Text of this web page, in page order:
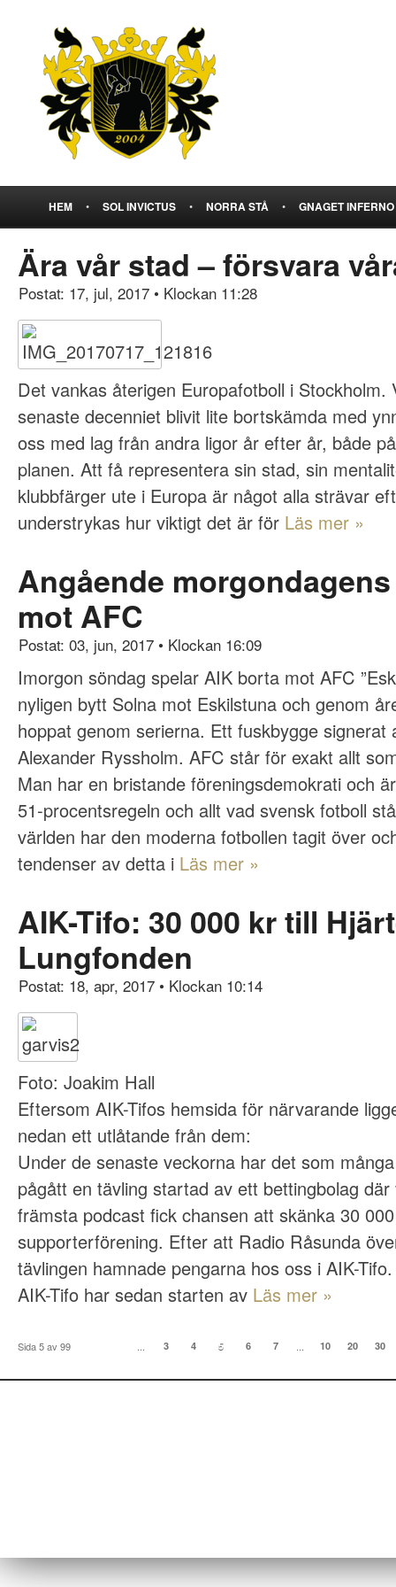
HEM • SOL INVICTUS • NORRA STÅ • GNAGET INFERNO
Ära vår stad – försvara
Postat: 17, jul, 2017 • Klockan 11:28
Det vankas återigen Europafotboll i Stockholm.
senaste decenniet blivit lite bortskämda med
oss med lag från andra ligor år efter år, både
planen. Att få representera sin stad, sin
klubbfärger ute i Europa är något alla strävar
understrykas hur viktigt det är för Läs mer »
Angående
mot AFC
Postat: 03, jun, 2017 • Klockan 16:09
Imorgon söndag spelar AIK borta mot AFC
nyligen bytt Solna mot Eskilstuna och genom
hoppat genom serierna. Ett fuskbygge signerat
Alexander Ryssholm. AFC står för exakt allt
Man har en bristande föreningsdemokrati och
51-procentsregeln och allt vad svensk fotboll
världen har den moderna fotbollen tagit över
tendenser av detta i Läs mer »
AIK-Tifo: 30 000 kr till
Lungfonden
Postat: 18, apr, 2017 • Klockan 10:14
Foto: Joakim Hall
Eftersom AIK-Tifos hemsida för närvarande
nedan ett utlåtande från dem:
Under de senaste veckorna har det som
pågått en tävling startad av ett bettingbolag där
främsta podcast fick chansen att skänka 30
supporterförening. Efter att Radio Råsunda
tävlingen hamnade pengarna hos oss i AIK-Tifo.
AIK-Tifo har sedan starten av Läs mer »
Sida 5 av 99 3 4 5 6 7 10 20 30